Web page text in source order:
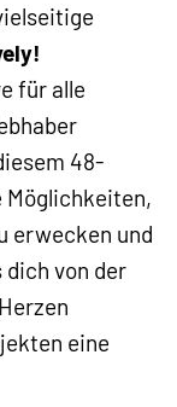
für alle
48-
erwecken und
dich von der
eine